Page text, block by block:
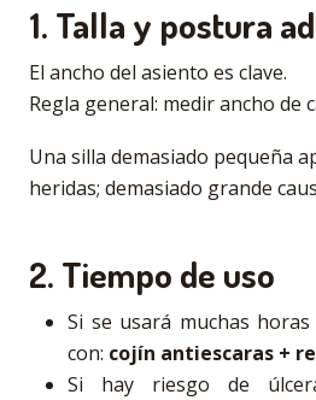
1. Talla y postura
El ancho del asiento es clave.
Regla general: medir ancho de
Una silla demasiado pequeña
heridas; demasiado grande
2. Tiempo de uso
Si se usará muchas
con: cojín antiescaras +
Si hay riesgo de